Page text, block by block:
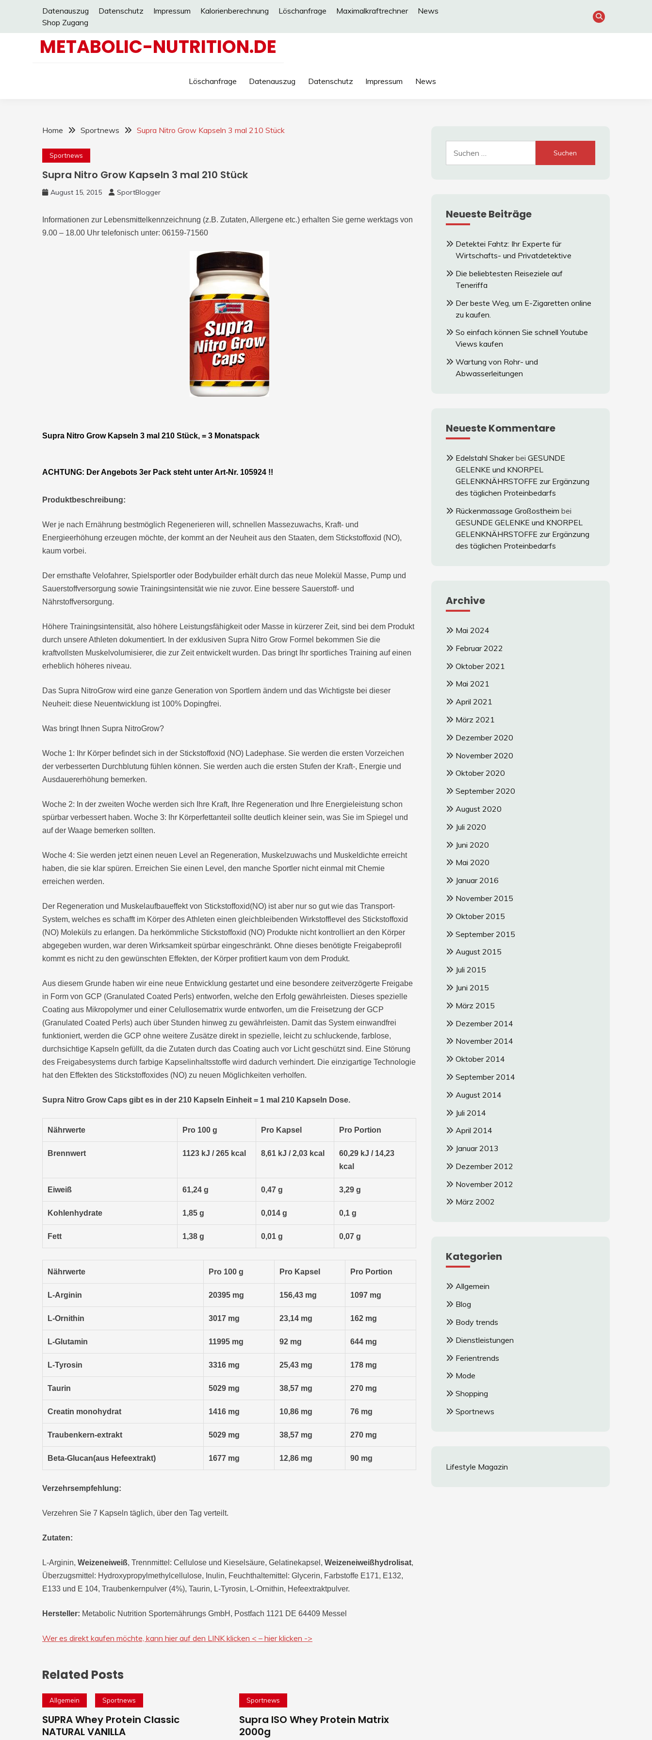
Datenauszug Datenschutz Impressum Kalorienberechnung Löschanfrage Maximalkraftrechner
News
Shop Zugang
METABOLIC-NUTRITION.DE
Löschanfrage Datenauszug Datenschutz Impressum News
Home Sportnews Supra Nitro Grow Kapseln 3 mal 210 Stück
Sportnews
Supra Nitro Grow Kapseln 3 mal 210 Stück
August 15, 2015 SportBlogger
Informationen zur Lebensmittelkennzeichnung (z.B. Zutaten, Allergene etc.) erhalten Sie gerne werktags von
9.00 – 18.00 Uhr telefonisch unter: 06159-71560
Supra Nitro Grow Kapseln 3 mal 210 Stück, = 3 Monatspack
ACHTUNG: Der Angebots 3er Pack steht unter Art-Nr. 105924 !!
Produktbeschreibung:
Wer je nach Ernährung bestmöglich Regenerieren will, schnellen Massezuwachs, Kraft- und
Energieerhöhung erzeugen möchte, der kommt an der Neuheit aus den Staaten, dem Stickstoffoxid (NO),
kaum vorbei.
Der ernsthafte Velofahrer, Spielsportler oder Bodybuilder erhält durch das neue Molekül Masse, Pump und
Sauerstoffversorgung sowie Trainingsintensität wie nie zuvor. Eine bessere Sauerstoff- und
Nährstoffversorgung.
Höhere Trainingsintensität, also höhere Leistungsfähigkeit oder Masse in kürzerer Zeit, sind bei dem Produkt
durch unsere Athleten dokumentiert. In der exklusiven Supra Nitro Grow Formel bekommen Sie die
kraftvollsten Muskelvolumisierer, die zur Zeit entwickelt wurden. Das bringt Ihr sportliches Training auf einen
erheblich höheres niveau.
Das Supra NitroGrow wird eine ganze Generation von Sportlern ändern und das Wichtigste bei dieser
Neuheit: diese Neuentwicklung ist 100% Dopingfrei.
Was bringt Ihnen Supra NitroGrow?
Woche 1: Ihr Körper befindet sich in der Stickstoffoxid (NO) Ladephase. Sie werden die ersten Vorzeichen
der verbesserten Durchblutung fühlen können. Sie werden auch die ersten Stufen der Kraft-, Energie und
Ausdauererhöhung bemerken.
Woche 2: In der zweiten Woche werden sich Ihre Kraft, Ihre Regeneration und Ihre Energieleistung schon
spürbar verbessert haben. Woche 3: Ihr Körperfettanteil sollte deutlich kleiner sein, was Sie im Spiegel und
auf der Waage bemerken sollten.
Woche 4: Sie werden jetzt einen neuen Level an Regeneration, Muskelzuwachs und Muskeldichte erreicht
haben, die sie klar spüren. Erreichen Sie einen Level, den manche Sportler nicht einmal mit Chemie
erreichen werden.
Der Regeneration und Muskelaufbaueffekt von Stickstoffoxid(NO) ist aber nur so gut wie das Transport-
System, welches es schafft im Körper des Athleten einen gleichbleibenden Wirkstofflevel des Stickstoffoxid
(NO) Moleküls zu erlangen. Da herkömmliche Stickstoffoxid (NO) Produkte nicht kontrolliert an den Körper
abgegeben wurden, war deren Wirksamkeit spürbar eingeschränkt. Ohne dieses benötigte Freigabeprofil
kommt es nicht zu den gewünschten Effekten, der Körper profitiert kaum von dem Produkt.
Aus diesem Grunde haben wir eine neue Entwicklung gestartet und eine besondere zeitverzögerte Freigabe
in Form von GCP (Granulated Coated Perls) entworfen, welche den Erfolg gewährleisten. Dieses spezielle
Coating aus Mikropolymer und einer Celullosematrix wurde entworfen, um die Freisetzung der GCP
(Granulated Coated Perls) auch über Stunden hinweg zu gewährleisten. Damit das System einwandfrei
funktioniert, werden die GCP ohne weitere Zusätze direkt in spezielle, leicht zu schluckende, farblose,
durchsichtige Kapseln gefüllt, da die Zutaten durch das Coating auch vor Licht geschützt sind. Eine Störung
des Freigabesystems durch farbige Kapselinhaltsstoffe wird dadurch verhindert. Die einzigartige Technologie
hat den Effekten des Stickstoffoxides (NO) zu neuen Möglichkeiten verholfen.
Supra Nitro Grow Caps gibt es in der 210 Kapseln Einheit = 1 mal 210 Kapseln Dose.
Nährwerte Pro 100 g Pro Kapsel Pro Portion
Brennwert 1123 kJ / 265 kcal 8,61 kJ / 2,03 kcal
60,29 kJ / 14,23
kcal
Eiweiß 61,24 g 0,47 g 3,29 g
Kohlenhydrate 1,85 g 0,014 g 0,1 g
Fett 1,38 g 0,01 g 0,07 g
Nährwerte Pro 100 g Pro Kapsel Pro Portion
L-Arginin 20395 mg 156,43 mg 1097 mg
L-Ornithin 3017 mg 23,14 mg 162 mg
L-Glutamin 11995 mg 92 mg 644 mg
L-Tyrosin 3316 mg 25,43 mg 178 mg
Taurin 5029 mg 38,57 mg 270 mg
Creatin monohydrat 1416 mg 10,86 mg 76 mg
Traubenkern-extrakt 5029 mg 38,57 mg 270 mg
Beta-Glucan(aus Hefeextrakt) 1677 mg 12,86 mg 90 mg
Verzehrsempfehlung:
Verzehren Sie 7 Kapseln täglich, über den Tag verteilt.
Zutaten:
L-Arginin, Weizeneiweiß, Trennmittel: Cellulose und Kieselsäure, Gelatinekapsel, Weizeneiweißhydrolisat,
Überzugsmittel: Hydroxypropylmethylcellulose, Inulin, Feuchthaltemittel: Glycerin, Farbstoffe E171, E132,
E133 und E 104, Traubenkernpulver (4%), Taurin, L-Tyrosin, L-Ornithin, Hefeextraktpulver.
Hersteller: Metabolic Nutrition Sporternährungs GmbH, Postfach 1121 DE 64409 Messel
Wer es direkt kaufen möchte, kann hier auf den LINK klicken < – hier klicken ->
Related Posts
Allgemein Sportnews
SUPRA Whey Protein Classic
NATURAL VANILLA
Sportnews
Supra ISO Whey Protein Matrix
2000g
nach:
Neueste Beiträge
Detektei Fahtz: Ihr Experte für
Wirtschafts- und Privatdetektive
Die beliebtesten Reiseziele auf
Teneriffa
Der beste Weg, um E-Zigaretten online
zu kaufen.
So einfach können Sie schnell Youtube
Views kaufen
Wartung von Rohr- und
Abwasserleitungen
Neueste Kommentare
Edelstahl Shakerbei GESUNDE
GELENKE und KNORPEL
GELENKNÄHRSTOFFE zur Ergänzung
des täglichen Proteinbedarfs
Rückenmassage Großostheim bei
GESUNDE GELENKE und KNORPEL
GELENKNÄHRSTOFFE zur Ergänzung
des täglichen Proteinbedarfs
Archive
Mai 2024
Februar 2022
Oktober 2021
Mai 2021
April 2021
März 2021
Dezember 2020
November 2020
Oktober 2020
September 2020
August 2020
Juli 2020
Juni 2020
Mai 2020
Januar 2016
November 2015
Oktober 2015
September 2015
August 2015
Juli 2015
Juni 2015
März 2015
Dezember 2014
November 2014
Oktober 2014
September 2014
August 2014
Juli 2014
April 2014
Januar 2013
Dezember 2012
November 2012
März 2002
Kategorien
Allgemein
Blog
Body trends
Dienstleistungen
Ferientrends
Mode
Shopping
Sportnews
Lifestyle Magazin